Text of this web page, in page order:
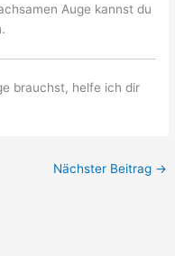
Auge kannst du
brauchst, helfe ich dir
Nächster Beitrag →